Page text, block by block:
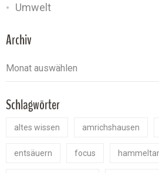
Umwelt
Archiv
Schlagwörter
altes wissen amrichshausen
entsäuern focus